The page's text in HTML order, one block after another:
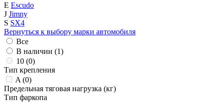
E Escudo
J Jimny
S SX4
Вернуться к выбору марки автомобиля
Все
В наличии (1)
10 (0)
Тип крепления
A (0)
Предельная тяговая нагрузка (кг)
Тип фаркопа